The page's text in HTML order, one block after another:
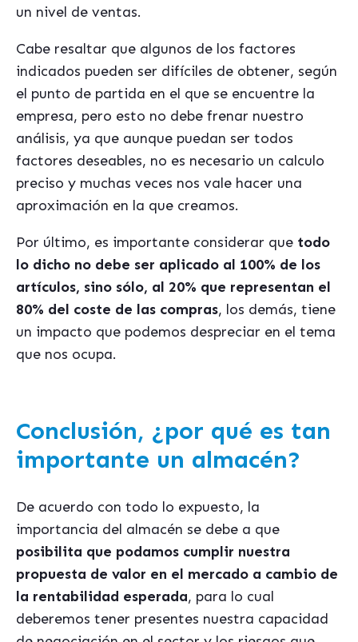
un nivel de ventas.
Cabe resaltar que algunos de los factores
indicados pueden ser difíciles de obtener, según
el punto de partida en el que se encuentre la
empresa, pero esto no debe frenar nuestro
análisis, ya que aunque puedan ser todos
factores deseables, no es necesario un calculo
preciso y muchas veces nos vale hacer una
aproximación en la que creamos.
Por último, es importante considerar que todo
lo dicho no debe ser aplicado al 100% de los
artículos, sino sólo, al 20% que representan el
80% del coste de las compras, los demás, tiene
un impacto que podemos despreciar en el tema
que nos ocupa.
Conclusión, ¿por qué es tan
importante un almacén?
De acuerdo con todo lo expuesto, la
importancia del almacén se debe a que
posibilita que podamos cumplir nuestra
propuesta de valor en el mercado a cambio de
la rentabilidad esperada, para lo cual
deberemos tener presentes nuestra capacidad